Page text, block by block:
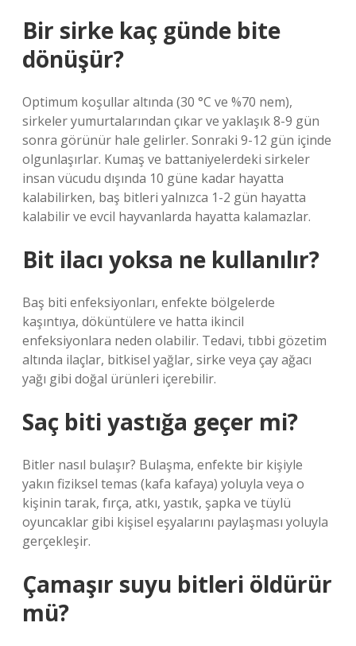
Bir sirke kaç günde bite
dönüşür?
Optimum koşullar altında (30 °C ve %70 nem),
sirkeler yumurtalarından çıkar ve yaklaşık 8-9 gün
sonra görünür hale gelirler. Sonraki 9-12 gün içinde
olgunlaşırlar. Kumaş ve battaniyelerdeki sirkeler
insan vücudu dışında 10 güne kadar hayatta
kalabilirken, baş bitleri yalnızca 1-2 gün hayatta
kalabilir ve evcil hayvanlarda hayatta kalamazlar.
Bit ilacı yoksa ne kullanılır?
Baş biti enfeksiyonları, enfekte bölgelerde
kaşıntıya, döküntülere ve hatta ikincil
enfeksiyonlara neden olabilir. Tedavi, tıbbi gözetim
altında ilaçlar, bitkisel yağlar, sirke veya çay ağacı
yağı gibi doğal ürünleri içerebilir.
Saç biti yastığa geçer mi?
Bitler nasıl bulaşır? Bulaşma, enfekte bir kişiyle
yakın fiziksel temas (kafa kafaya) yoluyla veya o
kişinin tarak, fırça, atkı, yastık, şapka ve tüylü
oyuncaklar gibi kişisel eşyalarını paylaşması yoluyla
gerçekleşir.
Çamaşır suyu bitleri öldürür
mü?